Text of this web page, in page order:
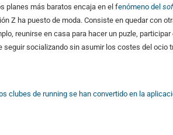
planes más baratos encaja en el fenómeno del
Z ha puesto de moda. Consiste en quedar con
reunirse en casa para hacer un puzle,
seguir socializando sin asumir los costes del ocio
clubes de running se han convertido en la